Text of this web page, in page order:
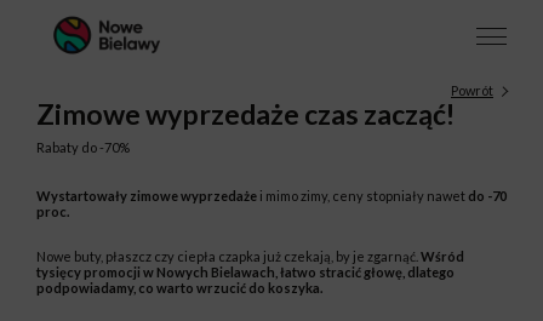
Powrót
Zimowe wyprzedaże czas zacząć!
Rabaty do -70%
Wystartowały zimowe wyprzedaże i mimo zimy, ceny stopniały nawet do -70
proc.
Nowe buty, płaszcz czy ciepła czapka już czekają, by je zgarnąć. Wśród
tysięcy promocji w Nowych Bielawach, łatwo stracić głowę, dlatego
podpowiadamy, co warto wrzucić do koszyka.